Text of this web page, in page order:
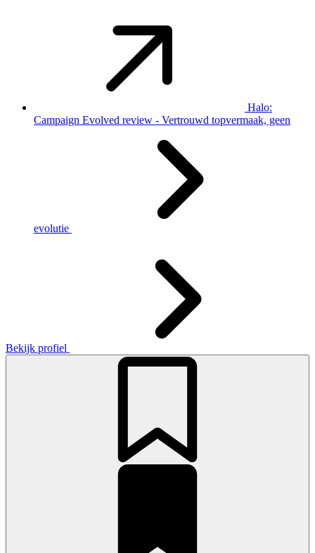
Halo:
Campaign Evolved review - Vertrouwd topvermaak, geen
evolutie
Bekijk profiel